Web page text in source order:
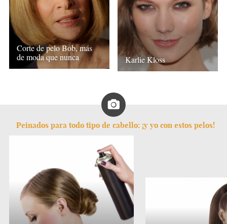
Corte de pelo Bob, más
de moda que nunca
Karlie Kloss
Peinados para todo tipo de cabello: ¡y yo con estos pelos!